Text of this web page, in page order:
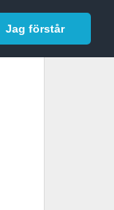
Jag förstår